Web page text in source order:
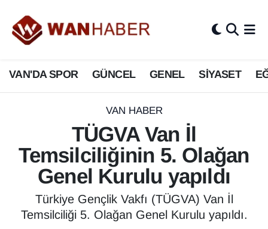
VAN'DA SPOR GÜNCEL GENEL SİYASET
VAN HABER
TÜGVA Van İl
Temsilciliğinin 5. Olağan
Genel Kurulu yapıldı
Türkiye Gençlik Vakfı (TÜGVA) Van İl
Temsilciliği 5. Olağan Genel Kurulu yapıldı.
3.SAYFA
ASAYİŞ
BİLİM VE TEKNOLOJİ
Bölge Haberleri
ÇEVRE
Van Nöbetçi Eczaneler
Van Hava Durumu
Van Namaz Vakitleri
Van Trafik Yoğunluk Haritası
Süper Lig Puan Durumu ve Fikstür
Tüm Manşetler